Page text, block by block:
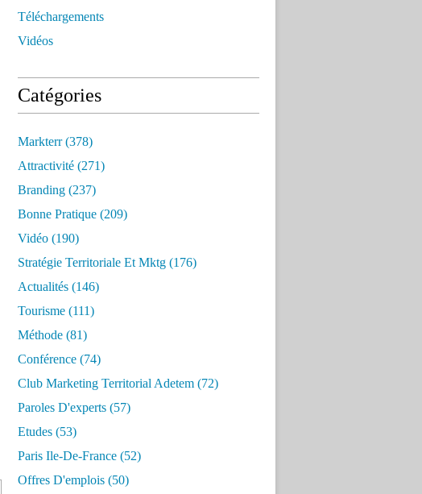
Téléchargements
Vidéos
Catégories
Markterr(378)
Attractivité (271)
Branding (237)
Bonne Pratique (209)
Vidéo (190)
Stratégie Territoriale Et Mktg (176)
Actualités (146)
Tourisme (111)
Méthode (81)
Conférence (74)
Club Marketing Territorial Adetem (72)
Paroles D'experts (57)
Etudes (53)
Paris Ile-De-France (52)
Offres D'emplois (50)